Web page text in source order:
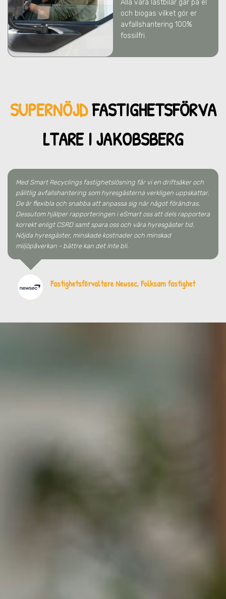
Alla våra lastbilar går på el
och biogas vilket gör er
avfallshantering 100%
fossilfri.
SUPERNÖJDFASTIGHETSFÖRVA
LTARE I JAKOBSBERG
Med Smart Recyclings fastighetslösning får vi en driftsäker och
pålitlig avfallshantering som hyresgästerna verkligen uppskattar.
De är flexibla och snabba att anpassa sig när något förändras.
Dessutom hjälper rapporteringen i eSmart oss att dels rapportera
korrekt enligt CSRD samt spara oss och våra hyresgäster tid.
Nöjda hyresgäster, minskade kostnader och minskad
miljöpåverkan - bättre kan det inte bli.
Fastighetsförvaltare Newsec, Folksam fastighet